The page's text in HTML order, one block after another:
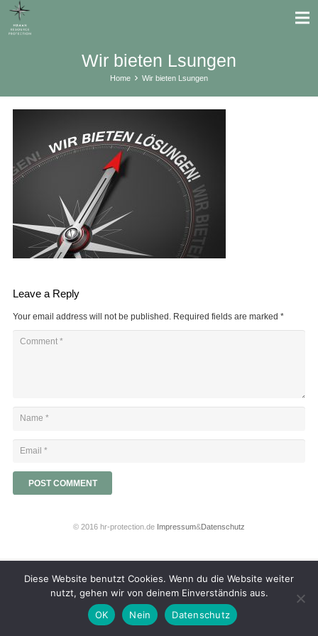
Wir bieten Lsungen
Home Wir bieten Lsungen
Leave a Reply
Your email address will not be published. Required fields are marked *
POST COMMENT
© 2016 hr-protection.de Impressum&Datenschutz
Diese Website benutzt Cookies. Wenn du die Website weiter
nutzt, gehen wir von deinem Einverständnis aus.
OK
Nein Datenschutz